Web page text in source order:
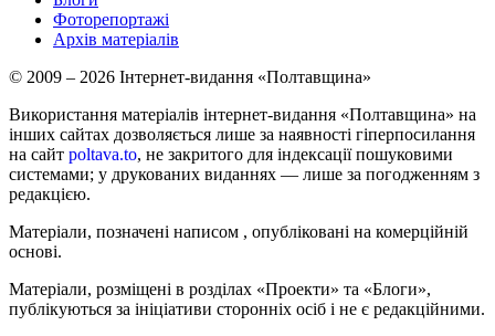
Фоторепортажі
Архів матеріалів
© 2009 – 2026 Інтернет-видання «Полтавщина»
Використання матеріалів інтернет-видання «Полтавщина» на
інших сайтах дозволяється лише за наявності гіперпосилання
на сайт poltava.to, не закритого для індексації пошуковими
системами; у друкованих виданнях — лише за погодженням з
редакцією.
Матеріали, позначені написом , опубліковані на комерційній
основі.
Матеріали, розміщені в розділах «Проекти» та «Блоги»,
публікуються за ініціативи сторонніх осіб і не є редакційними.